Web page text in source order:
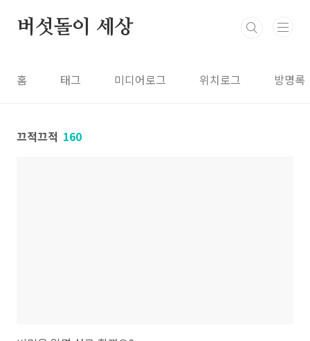
버섯돌이 세상
홈 태그 미디어로그 위치로그 방명록
끄적끄적 160